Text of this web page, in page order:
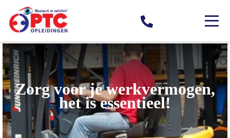
Zorg voor je werkvermogen,
het is essentieel!